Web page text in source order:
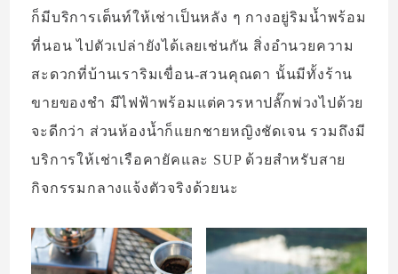
ก็มีบริการเต็นท์ให้เช่าเป็นหลัง ๆ กางอยู่ริมน้ำพร้อม
ที่นอน ไปตัวเปล่ายังได้เลยเช่นกัน สิ่งอำนวยความ
สะดวกที่บ้านเราริมเขื่อน-สวนคุณดา นั้นมีทั้งร้าน
ขายของชำ มีไฟฟ้าพร้อมแต่ควรหาปลั๊กพ่วงไปด้วย
จะดีกว่า ส่วนห้องน้ำก็แยกชายหญิงชัดเจน รวมถึงมี
บริการให้เช่าเรือคายัคและ SUP ด้วยสำหรับสาย
กิจกรรมกลางแจ้งตัวจริงด้วยนะ